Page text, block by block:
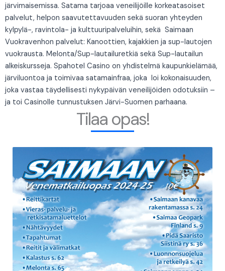
järvimaisemissa. Satama tarjoaa veneilijöille korkeatasoiset
palvelut, helpon saavutettavuuden sekä suoran yhteyden
kylpylä-, ravintola- ja kulttuuripalveluihin, sekä Saimaan
Vuokravenhon palvelut: Kanoottien, kajakkien ja sup-lautojen
vuokrausta. Melonta/Sup-lautailuretkiä sekä Sup-lautailun
alkeiskursseja. Spahotel Casino on yhdistelmä kaupunkielämää,
järviluontoa ja toimivaa satamainfraa, joka loi kokonaisuuden,
joka vastaa täydellisesti nykypäivän veneilijöiden odotuksiin –
ja toi Casinolle tunnustuksen Järvi-Suomen parhaana.
Tilaa opas!